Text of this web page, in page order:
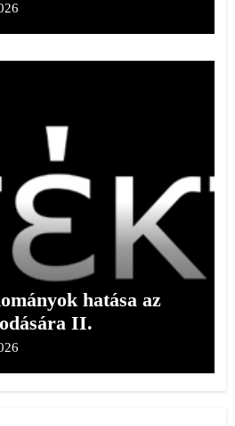
hatása az
II.